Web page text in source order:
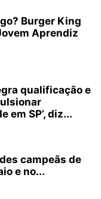
Burger King
Aprendiz
qualificação e
em SP’, diz...
campeãs de
e no...